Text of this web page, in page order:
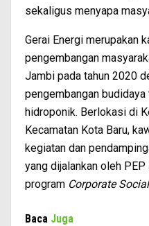
sekaligus menyapa
Gerai Energi merupakan
pengembangan
Jambi pada tahun 2020
pengembangan
hidroponik. Berlokasi di
Kecamatan Kota Baru,
kegiatan dan
yang dijalankan oleh
program Corporate
Baca Juga